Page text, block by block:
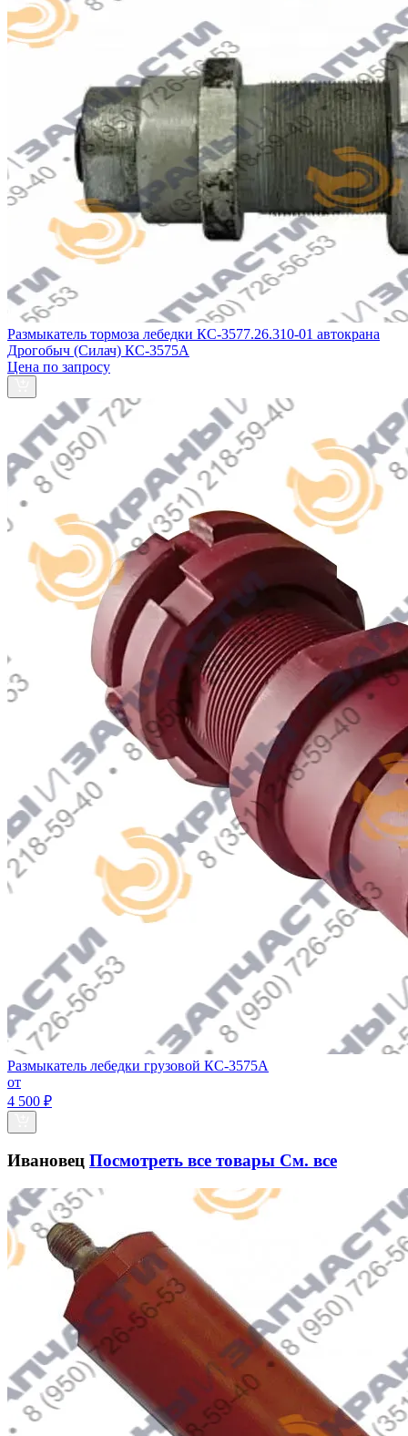
Размыкатель тормоза лебедки КС-3577.26.310-01 автокрана
Дрогобыч (Силач) КС-3575А
Цена по запросу
Размыкатель лебедки грузовой КС-3575А
от
4 500 ₽
Ивановец Посмотреть все товары См. все